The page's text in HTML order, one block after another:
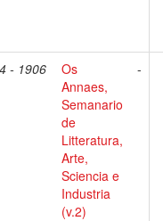
- 1906
Os
Annaes,
Semanario
de
Litteratura,
Arte,
Sciencia e
Industria
(v.2)
-